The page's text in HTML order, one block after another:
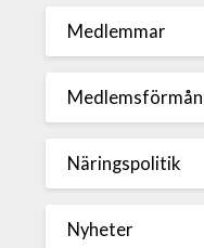
Medlemmar
Näringspolitik
Nyheter